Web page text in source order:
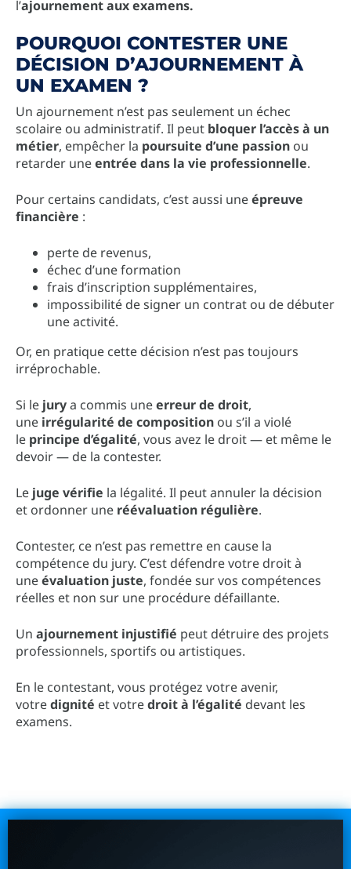
l’ajournement aux examens.
POURQUOI CONTESTER UNE
DÉCISION D’AJOURNEMENT À
UN EXAMEN ?
Un ajournement n’est pas seulement un échec
scolaire ou administratif. Il peut bloquer l’accès à un
métier, empêcher la poursuite d’une passion ou
retarder uneentrée dans la vie professionnelle.
Pour certains candidats, c’est aussi uneépreuve
financière :
perte de revenus,
échec d’une formation
frais d’inscription supplémentaires,
impossibilité de signer un contrat ou de débuter
une activité.
Or, en pratique cette décision n’est pas toujours
irréprochable.
Si le jurya commis uneerreur de droit,
une irrégularité de composition ou s’il a violé
le principe d’égalité, vous avez le droit — et même le
devoir — de la contester.
Le juge vérifie la légalité. Il peut annuler la décision
et ordonner une réévaluation régulière.
Contester, ce n’est pas remettre en cause la
compétence du jury. C’est défendre votre droit à
uneévaluation juste, fondée sur vos compétences
réelles et non sur une procédure défaillante.
Un ajournement injustifié peut détruire des projets
professionnels, sportifs ou artistiques.
En le contestant, vous protégez votre avenir,
votredignité et votredroit à l’égalité devant les
examens.